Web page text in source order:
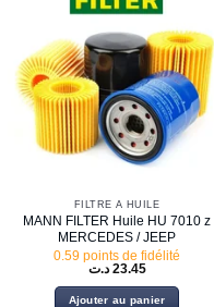
FILTRE À HUILE
MANN FILTER Huile HU 7010 z
MERCEDES / JEEP
0.59 points de fidélité
23.45 د.ت
Ajouter au panier